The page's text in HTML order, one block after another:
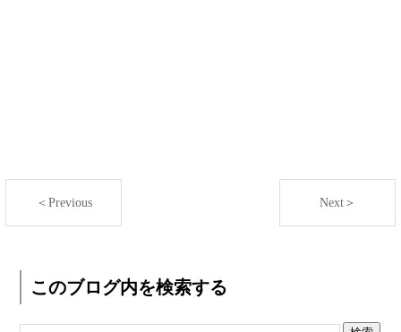
＜Previous Next＞
このブログ内を検索する